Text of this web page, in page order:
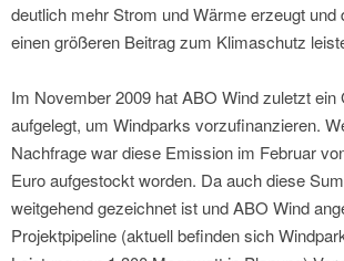
deutlich mehr Strom und Wärme erzeugt und
einen größeren Beitrag zum Klimaschutz
Im November 2009 hat ABO Wind zuletzt ein
aufgelegt, um Windparks vorzufinanzieren.
Nachfrage war diese Emission im Februar
Euro aufgestockt worden. Da auch diese
weitgehend gezeichnet ist und ABO Wind
Projektpipeline (aktuell befinden sich